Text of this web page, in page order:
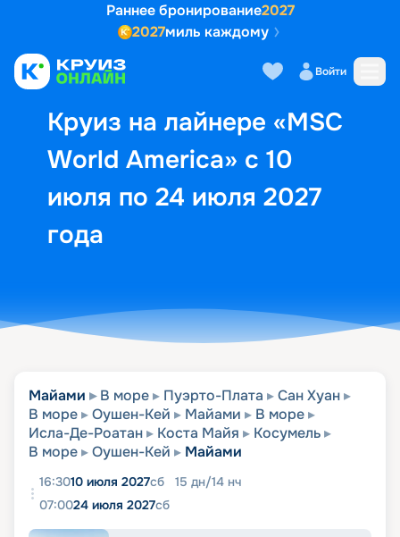
Раннее бронирование2027
2027миль каждому
Войти
Круиз на лайнере «MSC
World America» с 10
июля по 24 июля 2027
года
Выбор кают Маршрут и
Майами В море Пуэрто-Плата
Сан Хуан
В море
Оушен-Кей Майами
В море
Исла-Де-Роатан
Коста Майя
Косумель
В море
Оушен-Кей Майами
16:3010 июля 2027сб 15 дн/14 нч
07:0024 июля 2027сб